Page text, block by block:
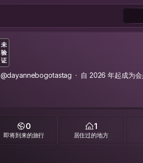
未
验
证
@dayannebogotastag 自 2026 年起成为会
0
即将到来的旅行
1
居住过的地方